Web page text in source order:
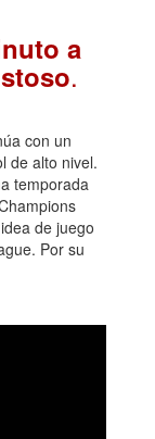
a
.
con un
de alto nivel.
temporada
de juego
Por su